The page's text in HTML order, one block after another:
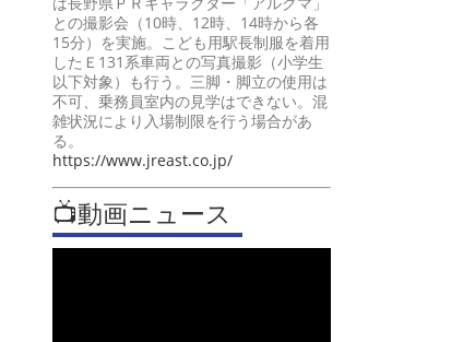
との撮影会（10時、12時、14時から各
15分）を実施。こども用駅長制服を着用
したＥ131系車両との写真撮影（小学生
以下対象）も行う。三脚・脚立の使用は
不可、乗務員室内の見学はできない。混
雑状況により入場制限を行う場合があ
る。
https://www.jreast.co.jp/
📺動画ニュース